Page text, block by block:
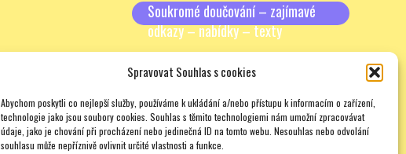
Spravovat Souhlas s cookies
Abychom poskytli co nejlepší služby, používáme k ukládání a/nebo přístupu k informacím o zařízení,
technologie jako jsou soubory cookies. Souhlas s těmito technologiemi nám umožní zpracovávat
údaje, jako je chování při procházení nebo jedinečná ID na tomto webu. Nesouhlas nebo odvolání
souhlasu může nepříznivě ovlivnit určité vlastnosti a funkce.
Soukromé doučování – zajímavé
odkazy – nabídky – texty